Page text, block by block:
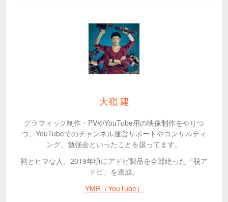
大嶺 建
グラフィック制作・PVやYouTube用の映像制作をやりつ
つ、YouTubeでのチャンネル運営サポートやコンサルティ
ング、勉強会といったことを扱ってます。
割とヒマな人、2019年頃にアドビ製品を全部絶った「脱ア
ドビ」を達成。
YMR（YouTube）